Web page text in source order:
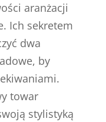
aranżacji
Ich sekretem
dwa
by
towar
stylistyką